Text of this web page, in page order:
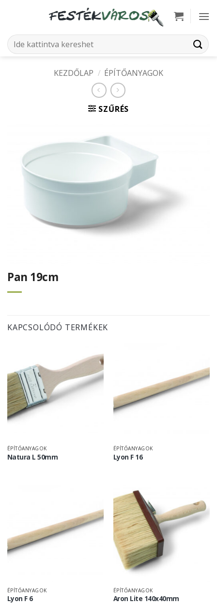
Keresés
a
KEZDŐLAP / ÉPÍTŐANYAGOK
SZŰRÉS
Pan 19cm
KAPCSOLÓDÓ TERMÉKEK
ÉPÍTŐANYAGOK
Natura L 50mm
ÉPÍTŐANYAGOK
Lyon F 16
ÉPÍTŐANYAGOK
Lyon F 6
ÉPÍTŐANYAGOK
Aron Lite 140x40mm